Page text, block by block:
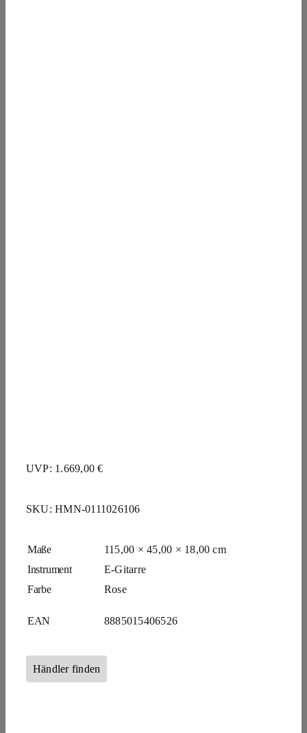
UVP: 1.669,00 €
SKU:HMN-0111026106
Maße
115,00 × 45,00 × 18,00 cm
Instrument
E-Gitarre
Farbe
Rose
EAN 8885015406526
Händler finden